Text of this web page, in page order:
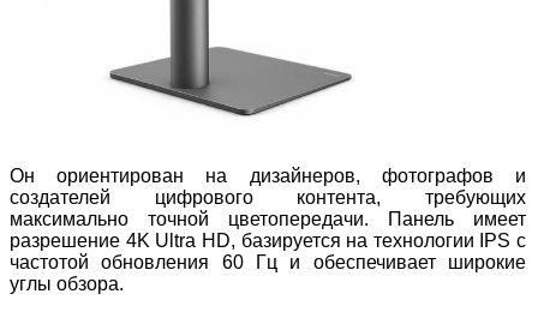
Он ориентирован на дизайнеров, фотографов и
создателей цифрового контента, требующих
максимально точной цветопередачи. Панель имеет
разрешение 4K Ultra HD, базируется на технологии IPS с
частотой обновления 60 Гц и обеспечивает широкие
углы обзора.